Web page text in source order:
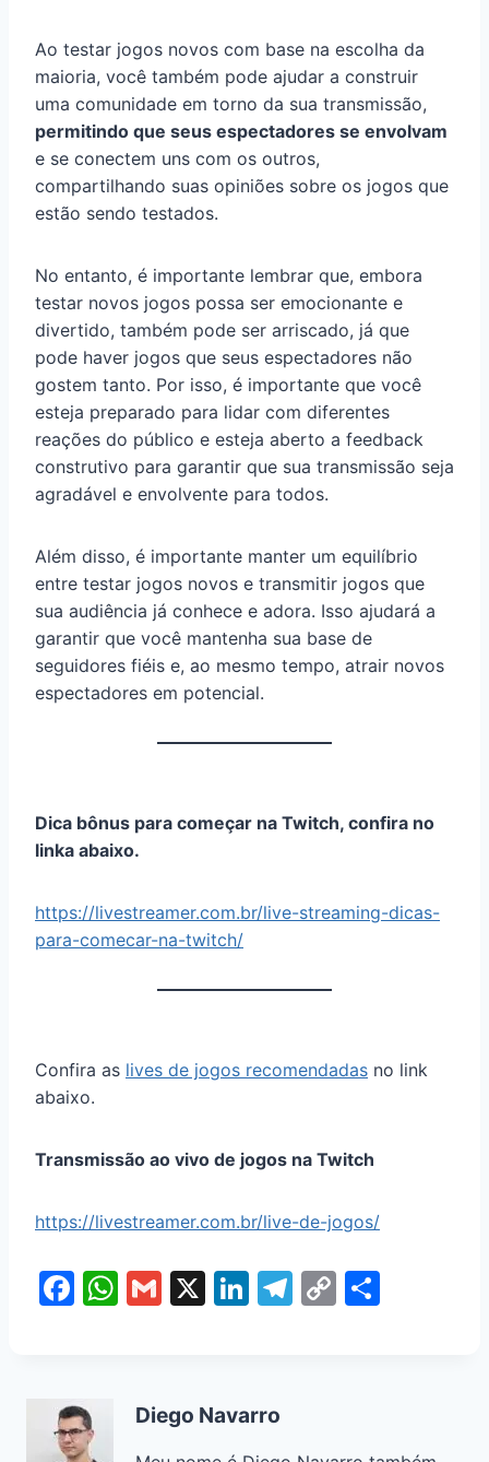
Ao testar jogos novos com base na escolha da
maioria, você também pode ajudar a construir
uma comunidade em torno da sua transmissão,
permitindo que seus espectadores se envolvam
e se conectem uns com os outros,
compartilhando suas opiniões sobre os jogos que
estão sendo testados.
No entanto, é importante lembrar que, embora
testar novos jogos possa ser emocionante e
divertido, também pode ser arriscado, já que
pode haver jogos que seus espectadores não
gostem tanto. Por isso, é importante que você
esteja preparado para lidar com diferentes
reações do público e esteja aberto a feedback
construtivo para garantir que sua transmissão seja
agradável e envolvente para todos.
Além disso, é importante manter um equilíbrio
entre testar jogos novos e transmitir jogos que
sua audiência já conhece e adora. Isso ajudará a
garantir que você mantenha sua base de
seguidores fiéis e, ao mesmo tempo, atrair novos
espectadores em potencial.
Dica bônus para começar na Twitch, confira no
linka abaixo.
https://livestreamer.com.br/live-streaming-dicas-
para-comecar-na-twitch/
Confira as lives de jogos recomendadas no link
abaixo.
Transmissão ao vivo de jogos na Twitch
https://livestreamer.com.br/live-de-jogos/
F
b
W
A
G
X
Li
dI
T
C
Diego Navarro